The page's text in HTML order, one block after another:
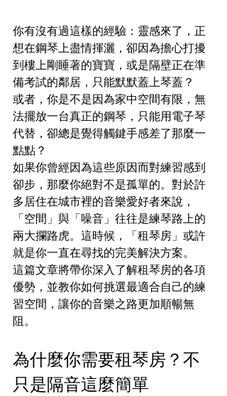
你有沒有過這樣的經驗：靈感來了，正
想在鋼琴上盡情揮灑，卻因為擔心打擾
到樓上剛睡著的寶寶，或是隔壁正在準
備考試的鄰居，只能默默蓋上琴蓋？
或者，你是不是因為家中空間有限，無
法擺放一台真正的鋼琴，只能用電子琴
代替，卻總是覺得觸鍵手感差了那麼一
點點？
如果你曾經因為這些原因而對練習感到
卻步，那麼你絕對不是孤單的。對於許
多居住在城市裡的音樂愛好者來說，
「空間」與「噪音」往往是練琴路上的
兩大攔路虎。這時候，「租琴房」或許
就是你一直在尋找的完美解決方案。
這篇文章將帶你深入了解租琴房的各項
優勢，並教你如何挑選最適合自己的練
習空間，讓你的音樂之路更加順暢無
阻。
為什麼你需要租琴房？不
只是隔音這麼簡單